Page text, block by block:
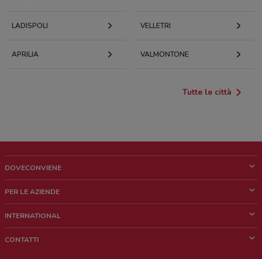
LADISPOLI VELLETRI
APRILIA VALMONTONE
Tutte le città
DOVECONVIENE
Chi siamo
Lavora con noi
PER LE AZIENDE
Richieste commerciali e marketing
INTERNATIONAL
CONTATTI